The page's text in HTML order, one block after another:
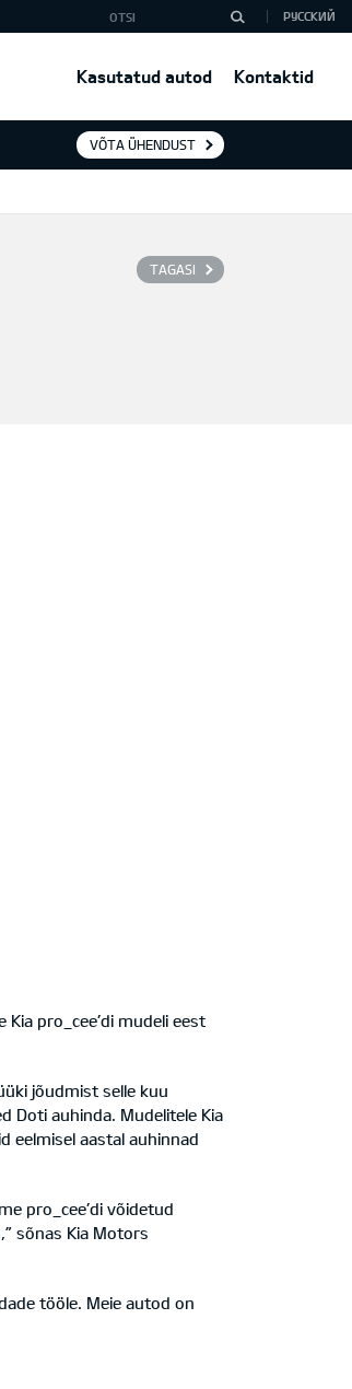
Kasutatud autod Kontaktid
РУССКИЙ
VÕTA ÜHENDUST
TAGASI
pro_cee’di mudeli eest
jõudmist selle kuu
Doti auhinda. Mudelitele Kia
eelmisel aastal auhinnad
pro_cee’di võidetud
sõnas Kia Motors
tööle. Meie autod on